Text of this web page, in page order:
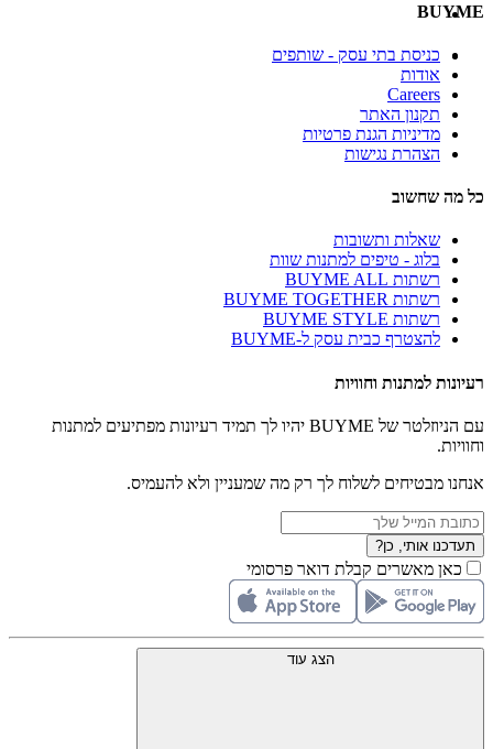
BUYME
כניסת בתי עסק - שותפים
אודות
Careers
תקנון האתר
מדיניות הגנת פרטיות
הצהרת נגישות
כל מה שחשוב
שאלות ותשובות
בלוג - טיפים למתנות שוות
רשתות BUYME ALL
רשתות BUYME TOGETHER
רשתות BUYME STYLE
להצטרף כבית עסק ל-BUYME
רעיונות למתנות וחוויות
עם הניוזלטר של BUYME יהיו לך תמיד רעיונות מפתיעים למתנות
וחוויות.
אנחנו מבטיחים לשלוח לך רק מה שמעניין ולא להעמיס.
תעדכנו אותי, כן?
כאן מאשרים קבלת דואר פרסומי
הצג עוד